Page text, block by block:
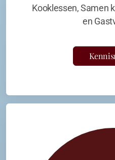
Kooklessen, Samen
en